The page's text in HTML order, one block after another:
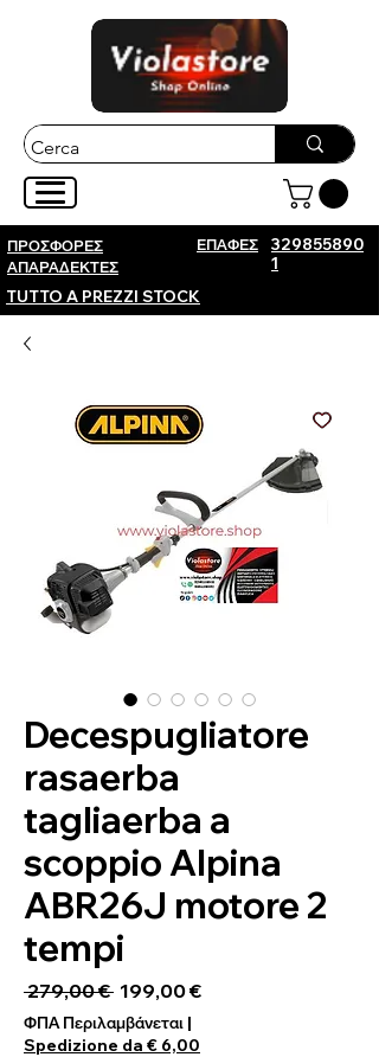
ΠΡΟΣΦΟΡΕΣ
ΑΠΑΡΑΔΕΚΤΕΣ
ΕΠΑΦΕΣ
329855890
1
TUTTO A PREZZI STOCK
Decespugliatore
rasaerba
tagliaerba a
scoppio Alpina
ABR26J motore 2
tempi
279,00 € Κανονική τιμή
199,00 €Τιμή Έκπτωσης
ΦΠΑ Περιλαμβάνεται |
Spedizione da € 6,00